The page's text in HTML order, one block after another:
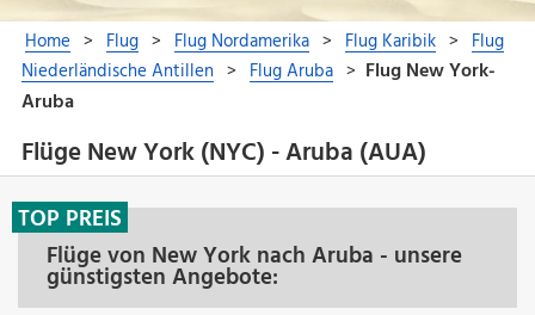
Flüge New York (NYC) - Aruba (AUA)
Flüge von New York nach Aruba - unsere
günstigsten Angebote:
TOP PREIS